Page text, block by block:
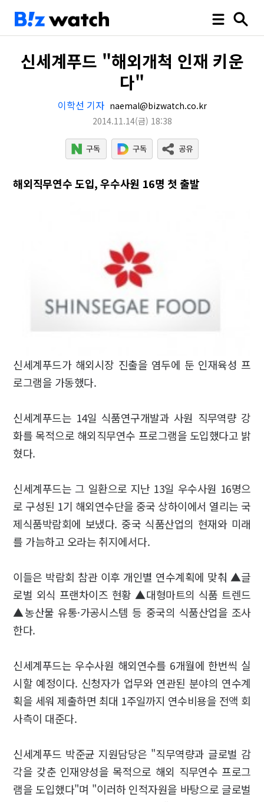
신세계푸드 "해외개척 인재 키운
다"
이학선 기자 naemal@bizwatch.co.kr
2014.11.14(금) 18:38
해외직무연수 도입, 우수사원 16명 첫 출발
신세계푸드가 해외시장 진출을 염두에 둔 인재육성 프
로그램을 가동했다.
신세계푸드는 14일 식품연구개발과 사원 직무역량 강
화를 목적으로 해외직무연수 프로그램을 도입했다고 밝
혔다.
신세계푸드는 그 일환으로 지난 13일 우수사원 16명으
로 구성된 1기 해외연수단을 중국 상하이에서 열리는 국
제식품박람회에 보냈다. 중국 식품산업의 현재와 미래
를 가늠하고 오라는 취지에서다.
이들은 박람회 참관 이후 개인별 연수계획에 맞춰 ▲글
로벌 외식 프랜차이즈 현황 ▲대형마트의 식품 트렌드
▲농산물 유통·가공시스템 등 중국의 식품산업을 조사
한다.
신세계푸드는 우수사원 해외연수를 6개월에 한번씩 실
시할 예정이다. 신청자가 업무와 연관된 분야의 연수계
획을 세워 제출하면 최대 1주일까지 연수비용을 전액 회
사측이 대준다.
신세계푸드 박준균 지원담당은 "직무역량과 글로벌 감
각을 갖춘 인재양성을 목적으로 해외 직무연수 프로그
램을 도입했다"며 "이러하 인적자원을 바탕으로 글로벌